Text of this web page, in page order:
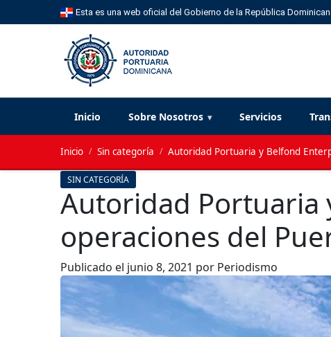
Esta es una web oficial del Gobierno de la República
Inicio Sobre Nosotros Servicios
Inicio / Sin categoría / Autoridad Portuaria y Belfond
SIN CATEGORÍA
Autoridad Portuaria
operaciones del
Publicado el junio 8, 2021 por Periodismo